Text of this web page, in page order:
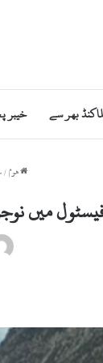
بھر سے خیبر
ھوم/
میں